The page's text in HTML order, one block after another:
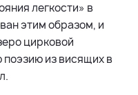
легкости» в
этим образом, и
цирковой
из висящих в